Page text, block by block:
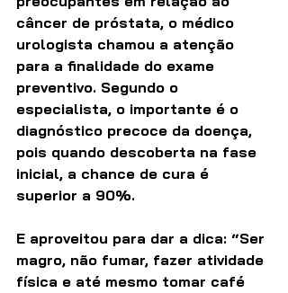
câncer de próstata, o médico
urologista chamou a atenção
para a finalidade do exame
preventivo. Segundo o
especialista, o importante é o
diagnóstico precoce da doença,
pois quando descoberta na fase
inicial, a chance de cura é
superior a 90%.
E aproveitou para dar a dica: “Ser
magro, não fumar, fazer atividade
física e até mesmo tomar café